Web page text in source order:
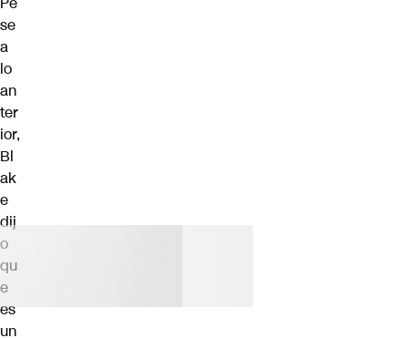
se
a
lo
an
ter
ior,
Bl
ak
e
dij
o
qu
e
es
un